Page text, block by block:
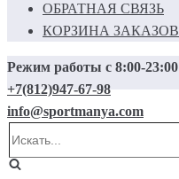
ОБРАТНАЯ СВЯЗЬ
КОРЗИНА ЗАКАЗОВ
Режим работы с 8:00-23:00
+7(812)947-67-98
info@sportmanya.com